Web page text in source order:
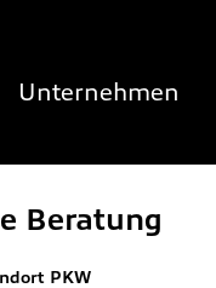
Unternehmen
Beratung
PKW